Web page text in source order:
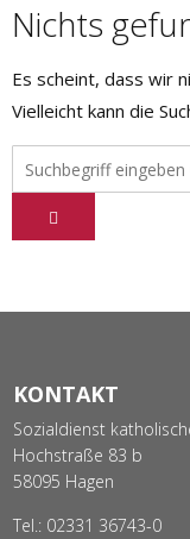
Nichts
Es scheint, dass wir
Vielleicht kann die
KONTAKT
Sozialdienst
Hochstraße 83 b
58095 Hagen
Tel.: 02331 36743-0